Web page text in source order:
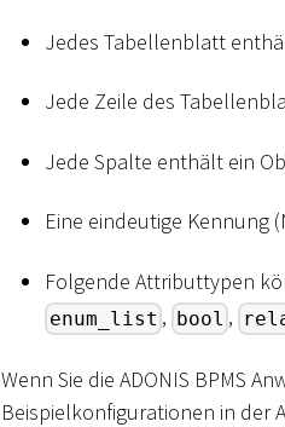
Jedes Tabellenblatt
Jede Zeile des
Jede Spalte enthält ein
Eine eindeutige Kennung
Folgende Attributtypen
enum_list , bool ,
Wenn Sie die ADONIS BPMS
Beispielkonfigurationen in der